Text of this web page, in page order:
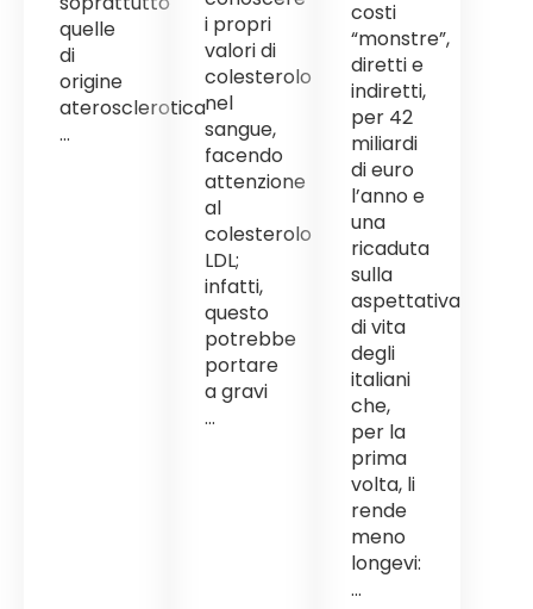
quelle
di
origine
aterosclerotica
...
i propri
valori di
colesterolo
nel
sangue,
facendo
attenzione
al
colesterolo
LDL;
infatti,
questo
potrebbe
portare
a gravi
...
costi
“monstre”,
diretti e
indiretti,
per 42
miliardi
di euro
l’anno e
una
ricaduta
sulla
aspettativa
di vita
degli
italiani
che,
per la
prima
volta, li
rende
meno
longevi:
...